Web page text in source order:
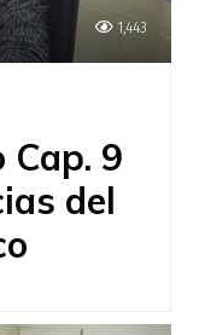
1,443
Cap. 9
del